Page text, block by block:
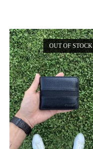
OUT OF STOCK